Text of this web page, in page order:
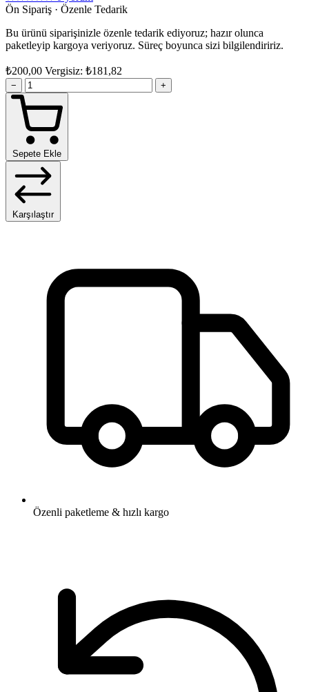
Ön Sipariş · Özenle Tedarik
Bu ürünü siparişinizle özenle tedarik ediyoruz; hazır olunca
paketleyip kargoya veriyoruz. Süreç boyunca sizi bilgilendiririz.
₺200,00 Vergisiz: ₺181,82
− +
Sepete Ekle
Karşılaştır
Özenli paketleme & hızlı kargo